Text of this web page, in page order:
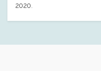
2020.